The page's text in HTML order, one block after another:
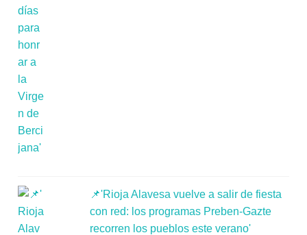
📌'Rioja Alavesa vuelve a salir de fiesta
con red: los programas Preben-Gazte
recorren los pueblos este verano'